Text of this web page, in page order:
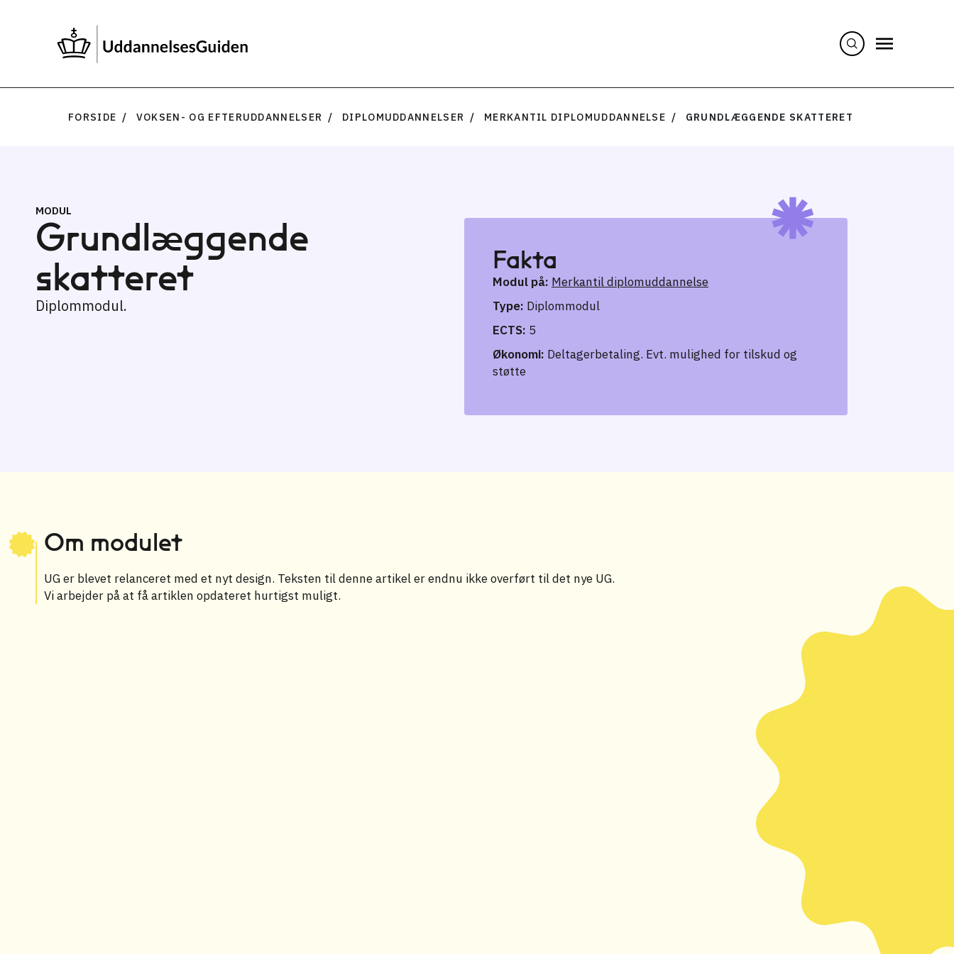
FORSIDE VOKSEN- OG EFTERUDDANNELSER DIPLOMUDDANNELSER MERKANTIL DIPLOMUDDANNELSE GRUNDLÆGGENDE SKATTERET
MODUL
Grundlæggende
skatteret
Diplommodul.
Fakta
Modul på: Merkantil diplomuddannelse
Type: Diplommodul
ECTS: 5
Økonomi: Deltagerbetaling. Evt. mulighed for tilskud og
støtte
Om modulet
UG er blevet relanceret med et nyt design. Teksten til denne artikel er endnu ikke overført til det nye UG.
Vi arbejder på at få artiklen opdateret hurtigst muligt.